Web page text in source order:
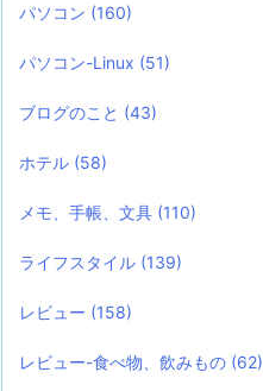
パソコン (160)
パソコン-Linux (51)
ブログのこと (43)
ホテル (58)
メモ、手帳、文具 (110)
ライフスタイル (139)
レビュー (158)
レビュー-食べ物、飲みもの (62)